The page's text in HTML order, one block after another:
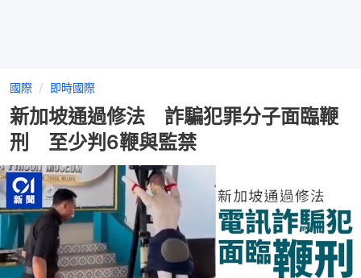
國際 即時國際
新加坡通過修法 詐騙犯罪分子面臨鞭
刑 至少判6鞭與監禁